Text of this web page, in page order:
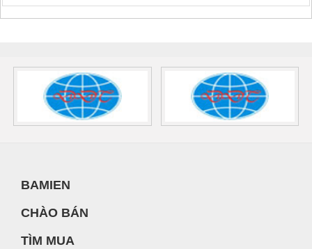
BAMIEN
CHÀO BÁN
TÌM MUA